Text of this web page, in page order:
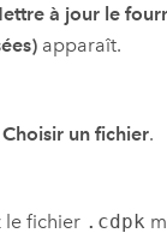
à jour le
apparaît.
Choisir un fichier.
le fichier .cdpk